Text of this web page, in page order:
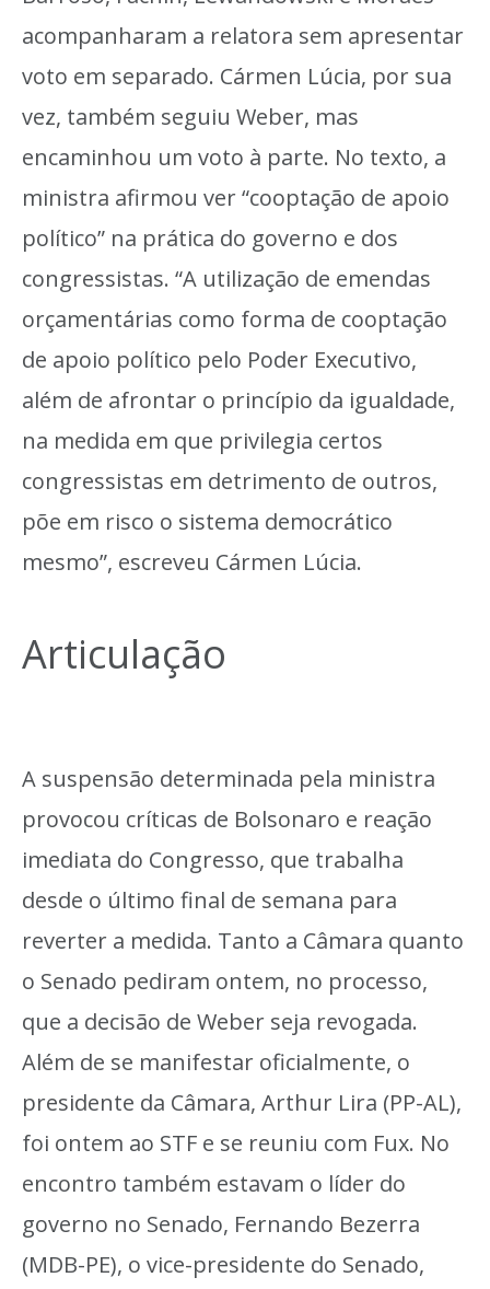
acompanharam a relatora sem apresentar
voto em separado. Cármen Lúcia, por sua
vez, também seguiu Weber, mas
encaminhou um voto à parte. No texto, a
ministra afirmou ver “cooptação de apoio
político” na prática do governo e dos
congressistas. “A utilização de emendas
orçamentárias como forma de cooptação
de apoio político pelo Poder Executivo,
além de afrontar o princípio da igualdade,
na medida em que privilegia certos
congressistas em detrimento de outros,
põe em risco o sistema democrático
mesmo”, escreveu Cármen Lúcia.
Articulação
A suspensão determinada pela ministra
provocou críticas de Bolsonaro e reação
imediata do Congresso, que trabalha
desde o último final de semana para
reverter a medida. Tanto a Câmara quanto
o Senado pediram ontem, no processo,
que a decisão de Weber seja revogada.
Além de se manifestar oficialmente, o
presidente da Câmara, Arthur Lira (PP-AL),
foi ontem ao STF e se reuniu com Fux. No
encontro também estavam o líder do
governo no Senado, Fernando Bezerra
(MDB-PE), o vice-presidente do Senado,